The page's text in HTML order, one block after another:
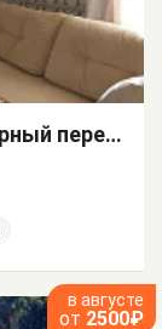
Часть дома под-ключ 1-й Подгорный переулок 9
в августе
от 2500₽